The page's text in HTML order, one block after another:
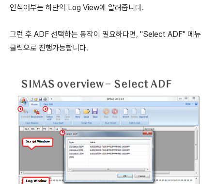
인식여부는 하단의 Log View에 알려줍니다.
그런 후 ADF 선택하는 동작이 필요하다면, "Select ADF" 메뉴
클릭으로 진행가능합니다.